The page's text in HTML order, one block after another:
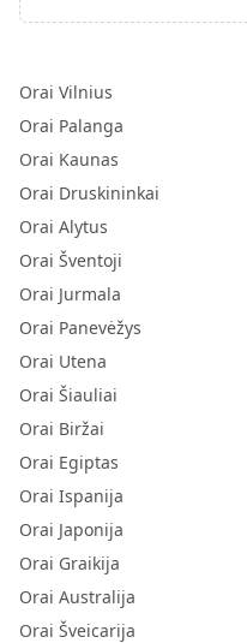
Orai Vilnius
Orai Palanga
Orai Kaunas
Orai Druskininkai
Orai Alytus
Orai Šventoji
Orai Jurmala
Orai Panevėžys
Orai Utena
Orai Šiauliai
Orai Biržai
Orai Egiptas
Orai Ispanija
Orai Japonija
Orai Graikija
Orai Australija
Orai Šveicarija